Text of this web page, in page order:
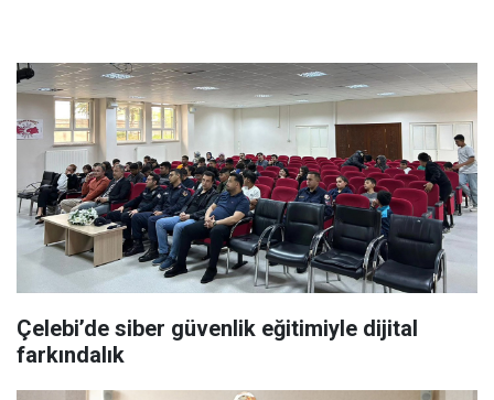
Çelebi’de siber güvenlik eğitimiyle dijital
farkındalık